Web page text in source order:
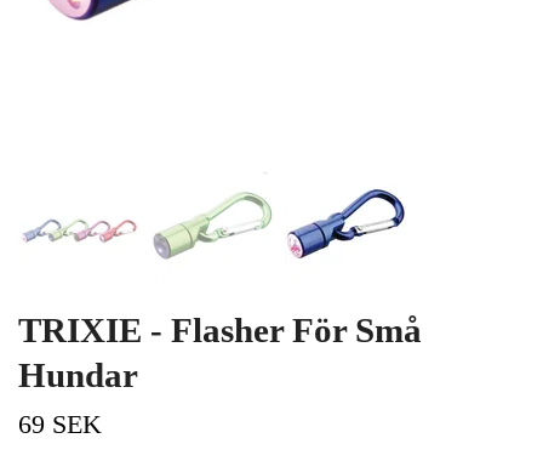
TRIXIE - Flasher För Små
Hundar
69 SEK